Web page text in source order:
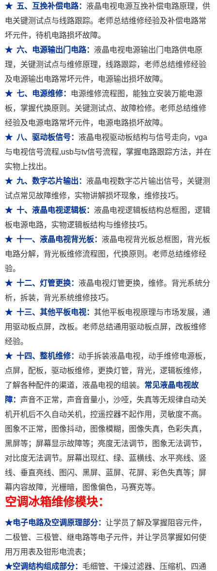
★ 五、互挽补偿电路： 液晶电视电源互挽补偿电路原理，供
电关键测试点与线路跟踪。老师总结维修经验及补偿电路常
坏元件，待机电路损坏故障。
★ 六、电源输出门电路： 液晶电视电源输出门电路供电原
理，关键测试点与维修原理，线路跟踪，老师总结维修经验
及电源输出电路常坏元件，电源输出损坏故障。
★ 七、电源维修：
电源维修流程图，能独立安装万能电源
板，掌握代换原则。关键测试点、故障检修。老师总结维修
经验及电源电路常坏元件，电源电路损坏故障。
★ 八、驱动板信号： 液晶电视驱动板结构与信号走向，vga
与电视信号流程,usb与tv信号流程，掌握电路跟踪方法，并在
实物上找出。
★ 九、数字芯片输出： 液晶电视数字芯片输出信号，关键测
试点常见故障维修，实物讲解损坏现象，维修技巧。
★ 十、液晶电视逻辑板： 液晶电视逻辑板结构总框图，逻辑
板电源电路，实物逻辑板结构与维修技巧。
★ 十一、液晶电视背光板： 液晶电视背光板总框图，背光板
电路分解，背光板维修流程图，代换原则。老师总结维修经
验。
★ 十二、灯管更换： 液晶电视灯管更换，维修。背光系统分
析，拆装，背光系统维修技巧。
★ 十三、其他平板电视： 其他平板电视原理与市场发展，通
用驱动板点屏，改板。老师总结通用驱动板点屏，改板维修
经验。
★ 十四、整机维修： 动手拆装液晶电视，动手维修电源板，
点屏，配板，驱动板维修，更换灯管，背光，逻辑板维修，
了解各种配件的渠道，液晶电视的组装。 常见液晶电视故
障： 声音不正常，声音音量小，沙哑，失真等无规律自动关
机开机后不久自动关机，控遥控器不起作用，灵敏度不高。
图象不正常，图像抖动，图像模糊，图像失真，色彩失真，
黑屏等；屏幕显示故障等；亮度无法调节，图象无法调节，
对比度无法调节。屏幕出现红、绿、蓝横线、水平亮线、竖
线、垂直亮线、图闪、黑屏、蓝屏、花屏、彩色失真等；屏
幕内容故障，光栅暗，图像偏色，马赛克等。
空调冰箱维修模块：
★电子电路及空调原理部分： 让学员了解及掌握阻容元件，
二极管、三极管、继电路等电子元件，并让学员掌握如何使
用万用表及钳形电流表；
★空调结构组成部分： 毛细管、干燥过滤器、压缩机、四通